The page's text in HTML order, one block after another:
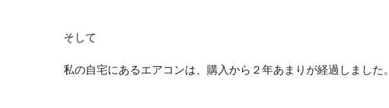
そして
私の自宅にあるエアコンは、購入から２年あまりが経過しました。